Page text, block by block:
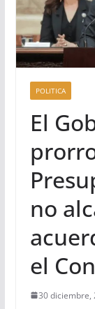
POLITICA
El
no
el
30 diciembre,